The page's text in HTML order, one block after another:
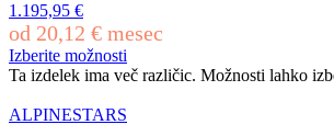
1.195,95 €
od 20,12 € mesec
Izberite možnosti
Ta izdelek ima več različic. Možnosti lahko
ALPINESTARS